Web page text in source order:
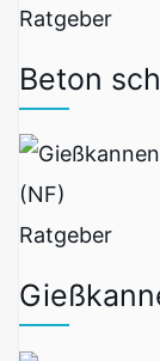
Ratgeber
Beton
Ratgeber